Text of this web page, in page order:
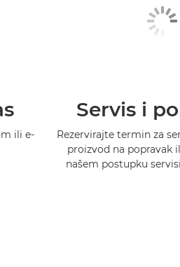
ili e-
Servis i
Rezervirajte termin za
proizvod na popravak
našem postupku